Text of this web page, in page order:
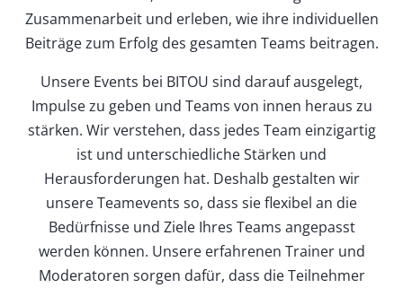
Zusammenarbeit und erleben, wie ihre individuellen
Beiträge zum Erfolg des gesamten Teams beitragen.
Unsere Events bei BITOU sind darauf ausgelegt,
Impulse zu geben und Teams von innen heraus zu
stärken. Wir verstehen, dass jedes Team einzigartig
ist und unterschiedliche Stärken und
Herausforderungen hat. Deshalb gestalten wir
unsere Teamevents so, dass sie flexibel an die
Bedürfnisse und Ziele Ihres Teams angepasst
werden können. Unsere erfahrenen Trainer und
Moderatoren sorgen dafür, dass die Teilnehmer